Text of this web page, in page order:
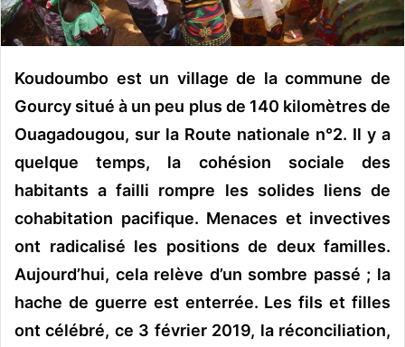
r
r
Koudoumbo est un village de la commune de
Gourcy situé à un peu plus de 140 kilomètres de
Ouagadougou, sur la Route nationale n°2. Il y a
quelque temps, la cohésion sociale des
habitants a failli rompre les solides liens de
cohabitation pacifique. Menaces et invectives
ont radicalisé les positions de deux familles.
Aujourd’hui, cela relève d’un sombre passé ; la
hache de guerre est enterrée. Les fils et filles
ont célébré, ce 3 février 2019, la réconciliation,